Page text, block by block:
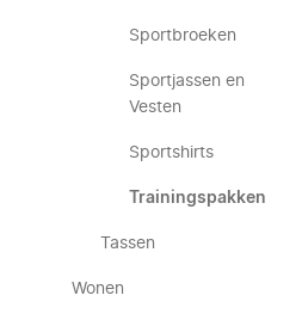
Sportbroeken
Sportjassen en
Vesten
Sportshirts
Trainingspakken
Tassen
Wonen